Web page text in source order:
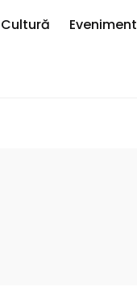
Cultură Eveniment